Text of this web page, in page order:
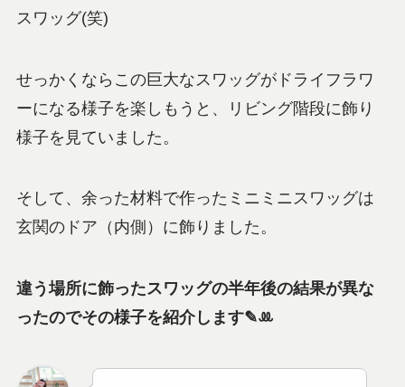
スワッグ(笑)
せっかくならこの巨大なスワッグがドライフラワ
ーになる様子を楽しもうと、リビング階段に飾り
様子を見ていました。
そして、余った材料で作ったミニミニスワッグは
玄関のドア（内側）に飾りました。
違う場所に飾ったスワッグの半年後の結果が異な
ったのでその様子を紹介します✎‪ꔛ